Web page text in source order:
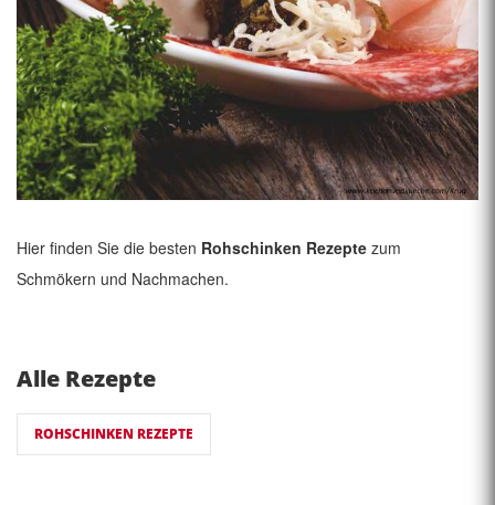
Hier finden Sie die besten Rohschinken Rezepte zum
Schmökern und Nachmachen.
Alle Rezepte
ROHSCHINKEN REZEPTE